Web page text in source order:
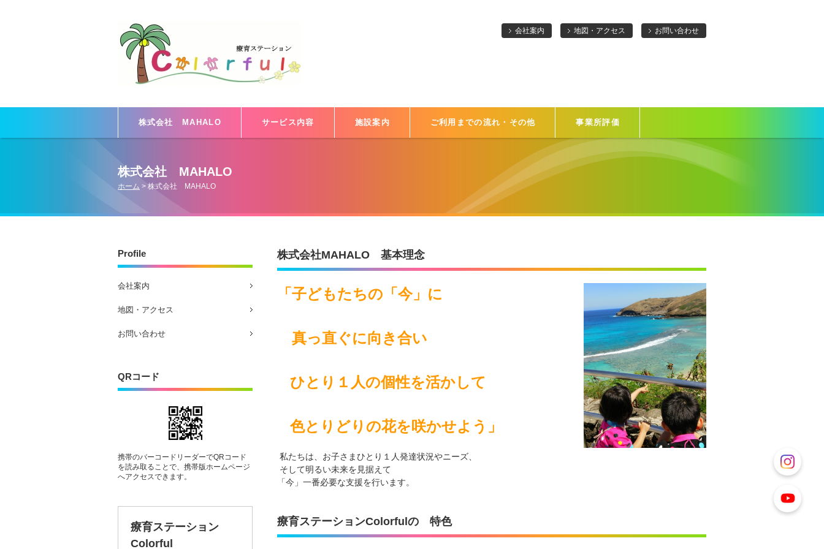
会社案内 地図・アクセス お問い合わせ
株式会社 MAHALO サービス内容 施設案内 ご利用までの流れ・その他 事業所評価
株式会社 MAHALO
ホーム > 株式会社 MAHALO
株式会社MAHALO 基本理念
「子どもたちの「今」に
真っ直ぐに向き合い
ひとり１人の個性を活かして
色とりどりの花を咲かせよう」
私たちは、お子さまひとり１人発達状況やニーズ、
そして明るい未来を見据えて
「今」一番必要な支援を行います。
療育ステーションColorfulの 特色
Profile
会社案内
地図・アクセス
お問い合わせ
QRコード
携帯のバーコードリーダーでQRコード
を読み取ることで、携帯版ホームページ
へアクセスできます。
療育ステーション
Colorful